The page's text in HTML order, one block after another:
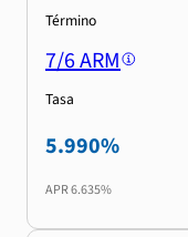
Término
7/6 ARM
Tasa
5.990%
APR6.635%